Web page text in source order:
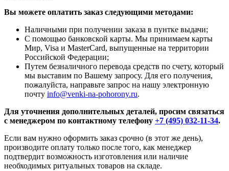
Вы можете оплатить заказ следующими методами:
Наличными при получении заказа в пунтке выдачи;
С помощью банковской карты. Мы принимаем карты
Мир, Visa и MasterCard, выпущенные на территории
Российской Федерации;
Путем безналичного перевода средств по счету, который
мы выставим по Вашему запросу. Для его получения,
пожалуйста, направьте запрос на нашу электронную
почту info@venki-na-pohorony.ru.
Для уточнения дополнительных деталей, просим связаться
с менеджером по контактному телефону +7 (495) 032-11-34.
Если вам нужно оформить заказ срочно (в этот же день),
производите оплату только после того, как менеджер
подтвердит возможность изготовления или наличие
необходимых ритуальных товаров на складе.